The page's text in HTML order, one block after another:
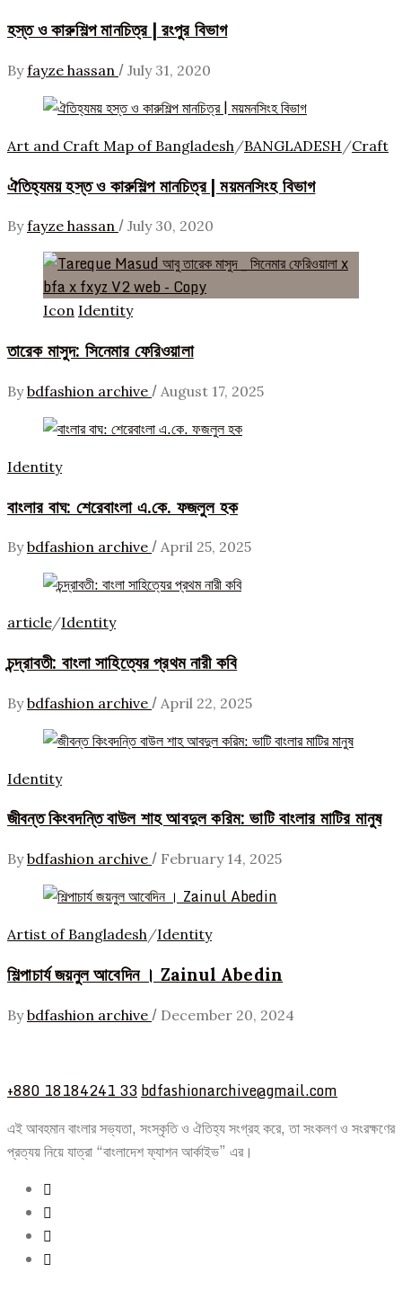
হস্ত ও কারুশিল্প মানচিত্র | রংপুর বিভাগ
By fayze hassan / July 31, 2020
Art and Craft Map of Bangladesh /BANGLADESH /Craft
ঐতিহ্যময় হস্ত ও কারুশিল্প মানচিত্র | ময়মনসিংহ বিভাগ
By fayze hassan / July 30, 2020
Icon Identity
তারেক মাসুদ: সিনেমার ফেরিওয়ালা
By bdfashion archive / August 17, 2025
Identity
বাংলার বাঘ: শেরেবাংলা এ.কে. ফজলুল হক
By bdfashion archive / April 25, 2025
article/Identity
চন্দ্রাবতী: বাংলা সাহিত্যের প্রথম নারী কবি
By bdfashion archive / April 22, 2025
Identity
জীবন্ত কিংবদন্তি বাউল শাহ আবদুল করিম: ভাটি বাংলার মাটির মানুষ
By bdfashion archive / February 14, 2025
Artist of Bangladesh/Identity
শিল্পাচার্য জয়নুল আবেদিন । Zainul Abedin
By bdfashion archive / December 20, 2024
+880 18184241 33bdfashionarchive@gmail.com
এই আবহমান বাংলার সভ্যতা, সংস্কৃতি ও ঐতিহ্য সংগ্রহ করে, তা সংকলণ ও সংরক্ষণের
প্রত্যয় নিয়ে যাত্রা “বাংলাদেশ ফ্যাশন আর্কাইভ” এর।